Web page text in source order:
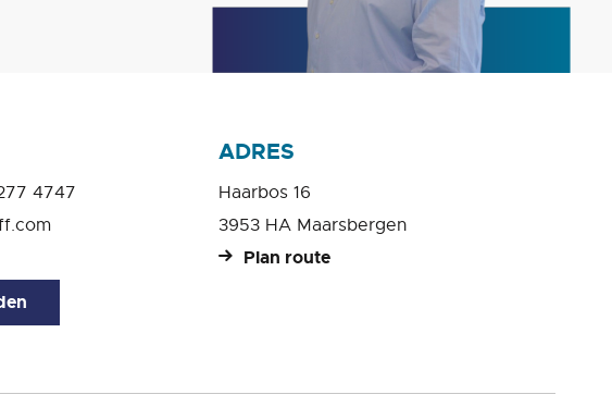
4747
ADRES
Haarbos 16
3953 HA Maarsbergen
Plan route